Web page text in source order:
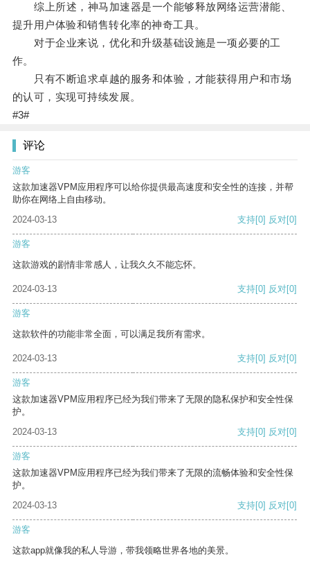
综上所述，神马加速器是一个能够释放网络运营潜能、
提升用户体验和销售转化率的神奇工具。
对于企业来说，优化和升级基础设施是一项必要的工
作。
只有不断追求卓越的服务和体验，才能获得用户和市场
的认可，实现可持续发展。
#3#
评论
游客
这款加速器VPM应用程序可以给你提供最高速度和安全性的连接，并帮
助你在网络上自由移动。
2024-03-13
支持[0] 反对[0]
游客
这款游戏的剧情非常感人，让我久久不能忘怀。
2024-03-13 支持[0] 反对[0]
游客
这款软件的功能非常全面，可以满足我所有需求。
2024-03-13 支持[0] 反对[0]
游客
这款加速器VPM应用程序已经为我们带来了无限的隐私保护和安全性保
护。
2024-03-13
支持[0] 反对[0]
游客
这款加速器VPM应用程序已经为我们带来了无限的流畅体验和安全性保
护。
2024-03-13
支持[0] 反对[0]
游客
这款app就像我的私人导游，带我领略世界各地的美景。